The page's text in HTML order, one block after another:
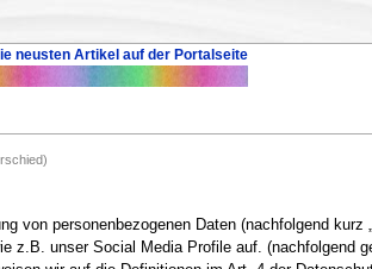
neusten Artikel auf der Portalseite
von personenbezogenen Daten (nachfolgend kurz
unser Social Media Profile auf. (nachfolgend